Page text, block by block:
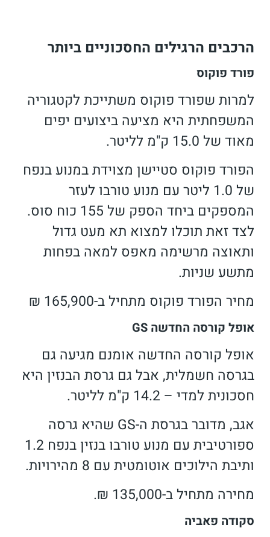
הרכבים הרגילים החסכוניים ביותר
פורד פוקוס
למרות שפורד פוקוס משתייכת לקטגוריה
המשפחתית היא מציעה ביצועים יפים
מאוד של 15.0 ק"מ לליטר.
הפורד פוקוס סטיישן מצוידת במנוע בנפח
של 1.0 ליטר עם מנוע טורבו לעזר
המספקים ביחד הספק של 155 כוח סוס.
לצד זאת תוכלו למצוא תא מעט גדול
ותאוצה מרשימה מאפס למאה בפחות
מתשע שניות.
מחיר הפורד פוקוס מתחיל ב-165,900 ₪
אופל קורסה החדשה GS
אופל קורסה החדשה אומנם מגיעה גם
בגרסה חשמלית, אבל גם גרסת הבנזין היא
חסכונית למדי – 14.2 ק"מ לליטר.
אגב, מדובר בגרסת ה-GS שהיא גרסה
ספורטיבית עם מנוע טורבו בנזין בנפח 1.2
ותיבת הילוכים אוטומטית עם 8 מהירויות.
מחירה מתחיל ב-135,000 ₪.
סקודה פאביה